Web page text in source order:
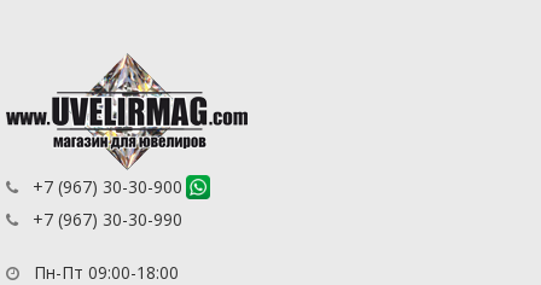
+7 (967) 30-30-900
+7 (967) 30-30-990
Пн-Пт 09:00-18:00